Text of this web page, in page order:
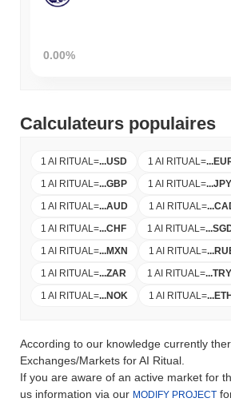
0.00%
Calculateurs populaires
1 AI RITUAL=...USD 1 AI RITUAL=...
1 AI RITUAL=...GBP 1 AI RITUAL=...JPY
1 AI RITUAL=...AUD 1 AI RITUAL=...
1 AI RITUAL=...CHF 1 AI RITUAL=...
1 AI RITUAL=...MXN 1 AI RITUAL=...
1 AI RITUAL=...ZAR 1 AI RITUAL=...TRY
1 AI RITUAL=...NOK 1 AI RITUAL=...ETH
According to our knowledge currently
Exchanges/Markets for AI Ritual.
If you are aware of an active market for
us information via our MODIFY PROJECT